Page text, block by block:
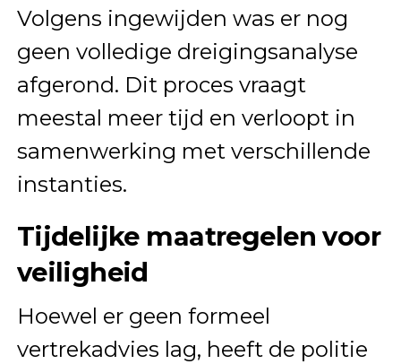
Volgens ingewijden was er nog
geen volledige dreigingsanalyse
afgerond. Dit proces vraagt
meestal meer tijd en verloopt in
samenwerking met verschillende
instanties.
Tijdelijke maatregelen voor
veiligheid
Hoewel er geen formeel
vertrekadvies lag, heeft de politie